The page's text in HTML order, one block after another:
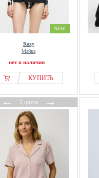
NEW
Roxy
Майка
нет в наличии
КУПИТЬ
←2 цвета→